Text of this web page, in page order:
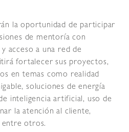
la oportunidad de participar
de mentoría con
acceso a una red de
fortalecer sus proyectos,
en temas como realidad
soluciones de energía
inteligencia artificial, uso de
la atención al cliente,
entre otros.